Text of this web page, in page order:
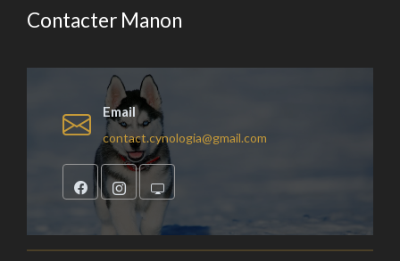
Contacter Manon
Email
contact.cynologia@gmail.com